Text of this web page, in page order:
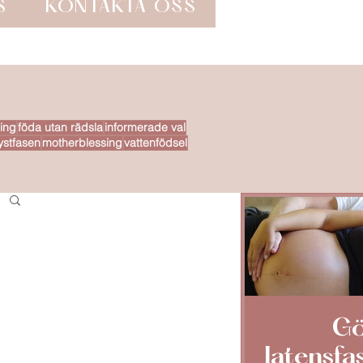
KONTAKTA OSS
föda utan rädslainformerade val
motherblessingvattenfödsel